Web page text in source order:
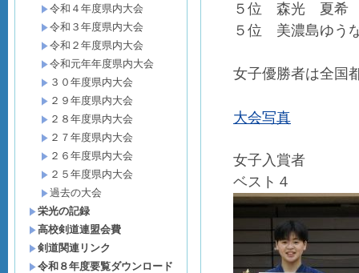
令和４年度県内大会
令和３年度県内大会
令和２年度県内大会
令和元年年度県内大会
３０年度県内大会
２９年度県内大会
２８年度県内大会
２７年度県内大会
２６年度県内大会
２５年度県内大会
過去の大会
栄光の記録
高校剣道連盟会費
剣道関連リンク
令和８年度要覧ダウンロード
５位 森光 夏希
５位 美濃島ゆう
女子優勝者は全国
大会写真
女子入賞者
ベスト４